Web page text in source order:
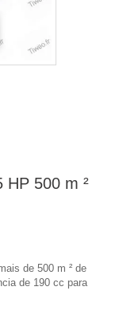
HP 500 m ²
de 500 m ² de
de 190 cc para